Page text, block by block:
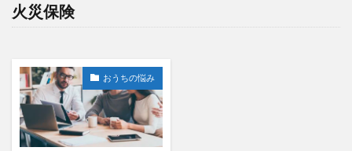
火災保険
おうちの悩み